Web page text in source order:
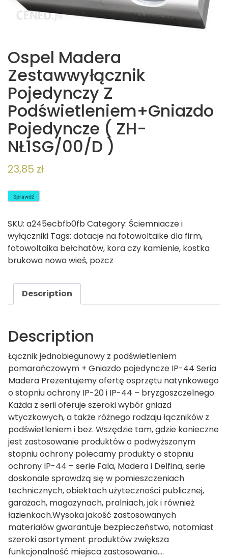
Ospel Madera
Zestawwyłącznik
Pojedynczy Z
Podświetleniem+Gniazdo
Pojedyncze ( ZH-
NŁ1SG/00/D )
23,85 zł
Sprawdź
SKU: a245ecbfb0fb Category: Ściemniacze i
wyłączniki Tags: dotacje na fotowoltaike dla firm,
fotowoltaika bełchatów, kora czy kamienie, kostka
brukowa nowa wieś, pozcz
Description
Description
Łącznik jednobiegunowy z podświetleniem
pomarańczowym + Gniazdo pojedyncze IP-44 Seria
Madera Prezentujemy ofertę osprzętu natynkowego
o stopniu ochrony IP-20 i IP-44 – bryzgoszczelnego.
Każda z serii oferuje szeroki wybór gniazd
wtyczkowych, a także różnego rodzaju łączników z
podświetleniem i bez. Wszędzie tam, gdzie konieczne
jest zastosowanie produktów o podwyższonym
stopniu ochrony polecamy produkty o stopniu
ochrony IP-44 – serie Fala, Madera i Delfina, serie
doskonale sprawdzą się w pomieszczeniach
technicznych, obiektach użyteczności publicznej,
garażach, magazynach, pralniach, jak i również
łazienkach.Wysoka jakość zastosowanych
materiałów gwarantuje bezpieczeństwo, natomiast
szeroki asortyment produktów zwiększa
funkcjonalność miejsca zastosowania….